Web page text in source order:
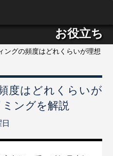
お役立ち
ングの頻度はどれくらいが理想
度はどれくらいが
ングを解説